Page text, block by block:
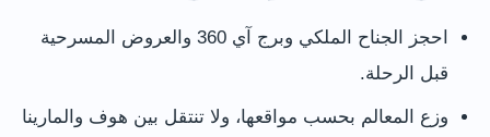
احجز الجناح الملكي وبرج آي 360 والعروض المسرحية
قبل الرحلة.
وزع المعالم بحسب مواقعها، ولا تنتقل بين هوف والمارينا